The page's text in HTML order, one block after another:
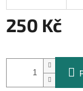
250 Kč
cena: